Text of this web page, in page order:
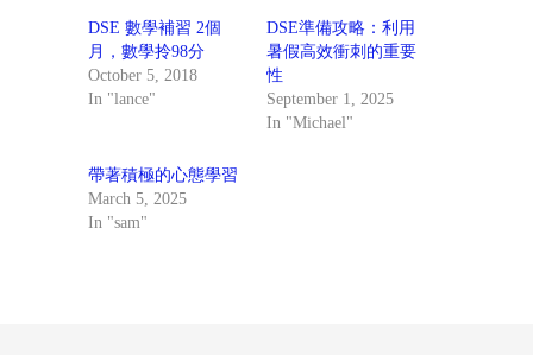
DSE 數學補習 2個
月，數學拎98分
October 5, 2018
In "lance"
DSE準備攻略：利用
暑假高效衝刺的重要
性
September 1, 2025
In "Michael"
帶著積極的心態學習
March 5, 2025
In "sam"